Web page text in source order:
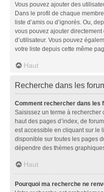
Vous pouvez ajouter des
Dans le profil de chaque
liste d’amis ou d’ignorés. Ou,
vous pouvez ajouter
d’utilisateur. Vous pouvez
votre liste depuis cette même
Haut
Recherche dans les
Comment rechercher dans les
Saisissez un terme à
haut des pages d’index, de
est accessible en cliquant sur le
disponible sur toutes les pages
dépendre des thèmes
Haut
Pourquoi ma recherche ne